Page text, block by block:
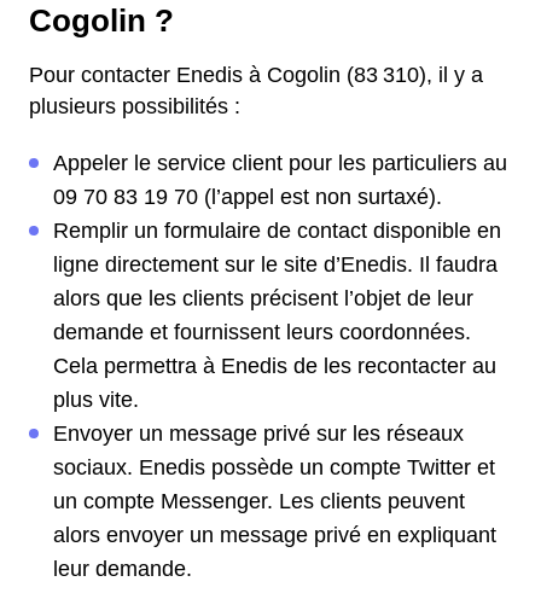
Cogolin ?
Pour contacter Enedis à Cogolin (83 310), il y a
plusieurs possibilités :
Appeler le service client pour les particuliers au
09 70 83 19 70 (l’appel est non surtaxé).
Remplir un formulaire de contact disponible en
ligne directement sur le site d’Enedis. Il faudra
alors que les clients précisent l’objet de leur
demande et fournissent leurs coordonnées.
Cela permettra à Enedis de les recontacter au
plus vite.
Envoyer un message privé sur les réseaux
sociaux. Enedis possède un compte Twitter et
un compte Messenger. Les clients peuvent
alors envoyer un message privé en expliquant
leur demande.